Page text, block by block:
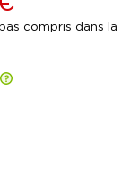
compris dans la